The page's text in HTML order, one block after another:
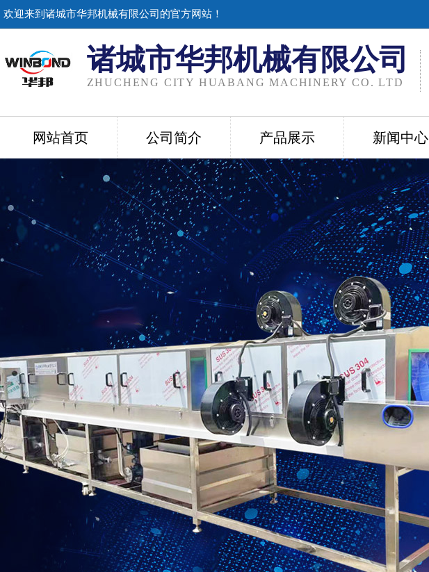
欢迎来到诸城市华邦机械有限公司的官方网站！
诸城市华邦机械有限公司
ZHUCHENG CITY HUABANG MACHINERY CO. LTD
网站首页 公司简介 产品展示 新闻中心